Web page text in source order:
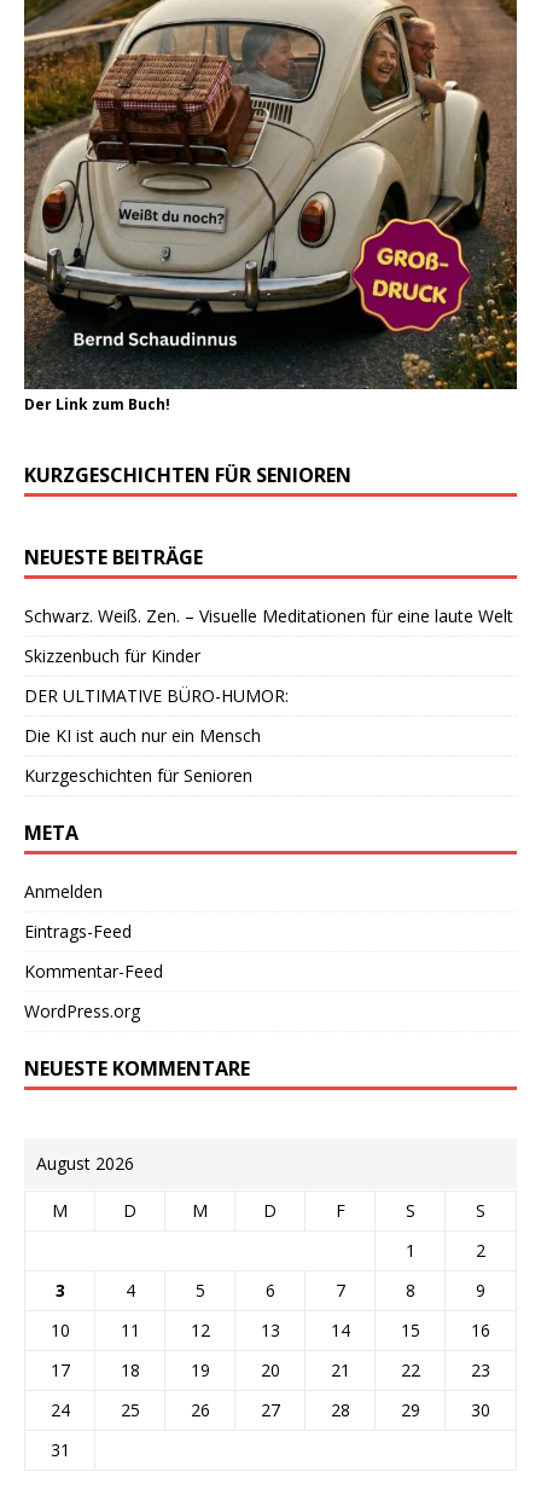
Der Link zum Buch!
KURZGESCHICHTEN FÜR SENIOREN
NEUESTE BEITRÄGE
Schwarz. Weiß. Zen. – Visuelle Meditationen für eine laute Welt
Skizzenbuch für Kinder
DER ULTIMATIVE BÜRO-HUMOR:
Die KI ist auch nur ein Mensch
Kurzgeschichten für Senioren
META
Anmelden
Eintrags-Feed
Kommentar-Feed
WordPress.org
NEUESTE KOMMENTARE
August 2026
M D M D F S
S
1
2
3
4 5 6 7 8
9
10
11 12 13 14 15
16
17
18 19 20 21 22
23
24
25 26 27 28 29
30
31